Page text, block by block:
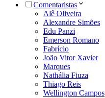
Comentaristas
Alê Oliveira
Alexandre Simões
Edu Panzi
Emerson Romano
Fabrício
João Vitor Xavier
Marques
Nathália Fiuza
Thiago Reis
Wellington Campos